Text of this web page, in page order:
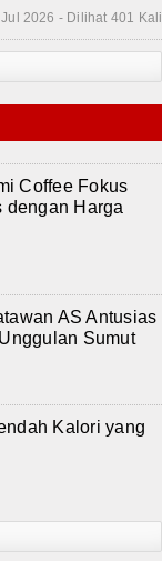
Jul 2026 - Dilihat 401 Kali
Coffee Fokus
dengan Harga
AS Antusias
Sumut
Kalori yang